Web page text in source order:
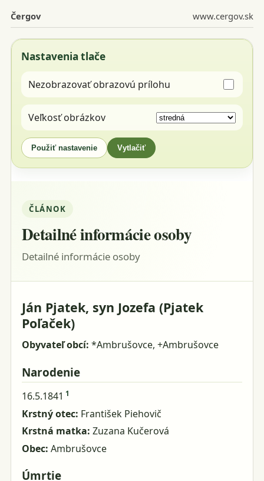
Čergov www.cergov.sk
Nastavenia tlače
Nezobrazovať obrazovú prílohu
Veľkosť obrázkov
Použiť nastavenie Vytlačiť
ČLÁNOK
Detailné informácie osoby
Detailné informácie osoby
Ján Pjatek, syn Jozefa (Pjatek
Poľaček)
Obyvateľ obcí: *Ambrušovce, +Ambrušovce
Narodenie
16.5.1841 1
Krstný otec: František Piehovič
Krstná matka: Zuzana Kučerová
Obec: Ambrušovce
Úmrtie